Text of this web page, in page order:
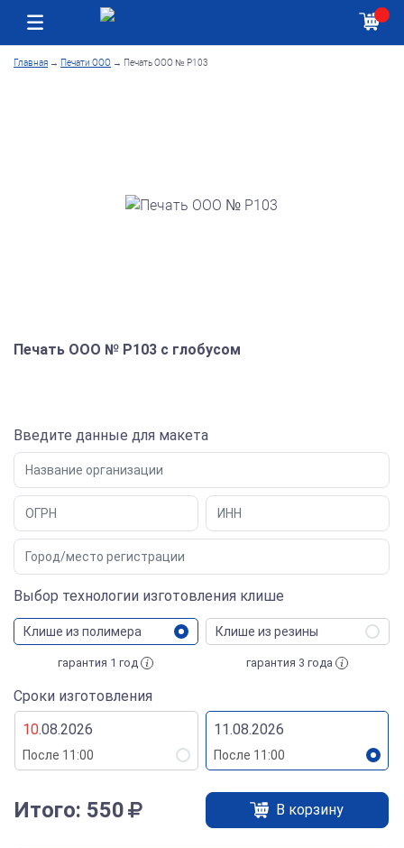
Главная → Печати ООО → Печать ООО № Р103
Печать ООО № Р103 с глобусом
Введите данные для макета
Выбор технологии изготовления клише
Клише из полимера
гарантия 1 год
Клише из резины
гарантия 3 года
Сроки изготовления
10.08.2026
После 11:00
11.08.2026
После 11:00
Итого: 550 В корзину